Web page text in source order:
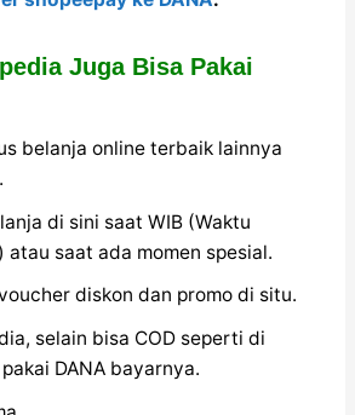
Juga Bisa Pakai
belanja online terbaik lainnya
di sini saat WIB (Waktu
atau saat ada momen spesial.
diskon dan promo di situ.
selain bisa COD seperti di
DANA bayarnya.